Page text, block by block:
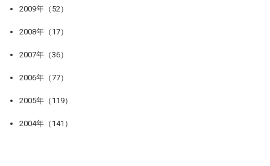
2009年（52）
2008年（17）
2007年（36）
2006年（77）
2005年（119）
2004年（141）